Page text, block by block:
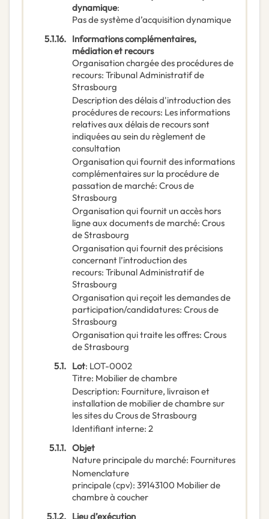
dynamique:
Pas de système d’acquisition dynamique
5.1.16. Informations complémentaires,
médiation et recours
Organisation chargée des procédures de
recours: Tribunal Administratif de
Strasbourg
Description des délais d'introduction des
procédures de recours: Les informations
relatives aux délais de recours sont
indiquées au sein du règlement de
consultation
Organisation qui fournit des informations
complémentaires sur la procédure de
passation de marché: Crous de
Strasbourg
Organisation qui fournit un accès hors
ligne aux documents de marché: Crous
de Strasbourg
Organisation qui fournit des précisions
concernant l’introduction des
recours: Tribunal Administratif de
Strasbourg
Organisation qui reçoit les demandes de
participation/candidatures: Crous de
Strasbourg
Organisation qui traite les offres: Crous
de Strasbourg
5.1. Lot: LOT-0002
Titre: Mobilier de chambre
Description: Fourniture, livraison et
installation de mobilier de chambre sur
les sites du Crous de Strasbourg
Identifiant interne: 2
5.1.1. Objet
Nature principale du marché: Fournitures
Nomenclature
principale(cpv): 39143100 Mobilier de
chambre à coucher
5.1.2. Lieu d’exécution